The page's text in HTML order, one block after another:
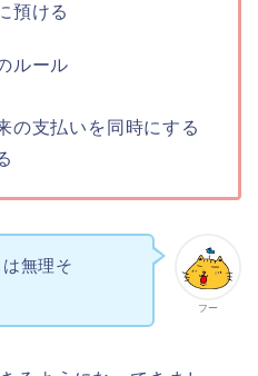
預ける
ルール
支払いを同時にする
フー
無理そ